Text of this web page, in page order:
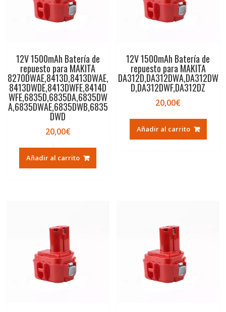
12V 1500mAh Batería de
repuesto para MAKITA
8270DWAE,8413D,8413DWAE,
8413DWDE,8413DWFE,8414D
WFE,6835D,6835DA,6835DW
A,6835DWAE,6835DWB,6835
DWD
20,00€
Añadir al carrito
12V 1500mAh Batería de
repuesto para MAKITA
DA312D,DA312DWA,DA312DW
D,DA312DWF,DA312DZ
20,00€
Añadir al carrito